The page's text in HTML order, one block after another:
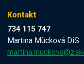
Kontakt
734 115 747
Martina Mücková DiS.